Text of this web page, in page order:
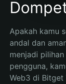
Apakah kamu
andal dan
menjadi
pengguna,
Web3 di Bitget